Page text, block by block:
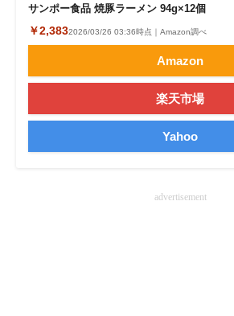
サンポー食品 焼豚ラーメン 94g×12個
￥2,3832026/03/26 03:36時点｜Amazon調べ
Amazon
楽天市場
Yahoo
advertisement